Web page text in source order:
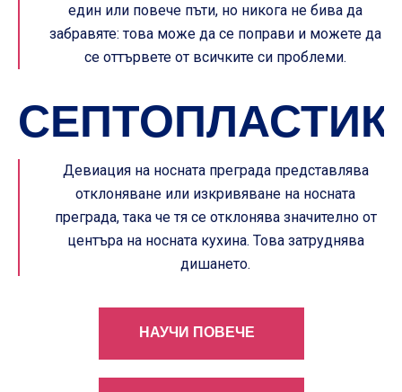
един или повече пъти, но никога не бива да
забравяте: това може да се поправи и можете да
се оттървете от всичките си проблеми.
Девиация на носната преграда представлява
отклоняване или изкривяване на носната
преграда, така че тя се отклонява значително от
центъра на носната кухина. Това затруднява
дишането.
НАУЧИ ПОВЕЧЕ